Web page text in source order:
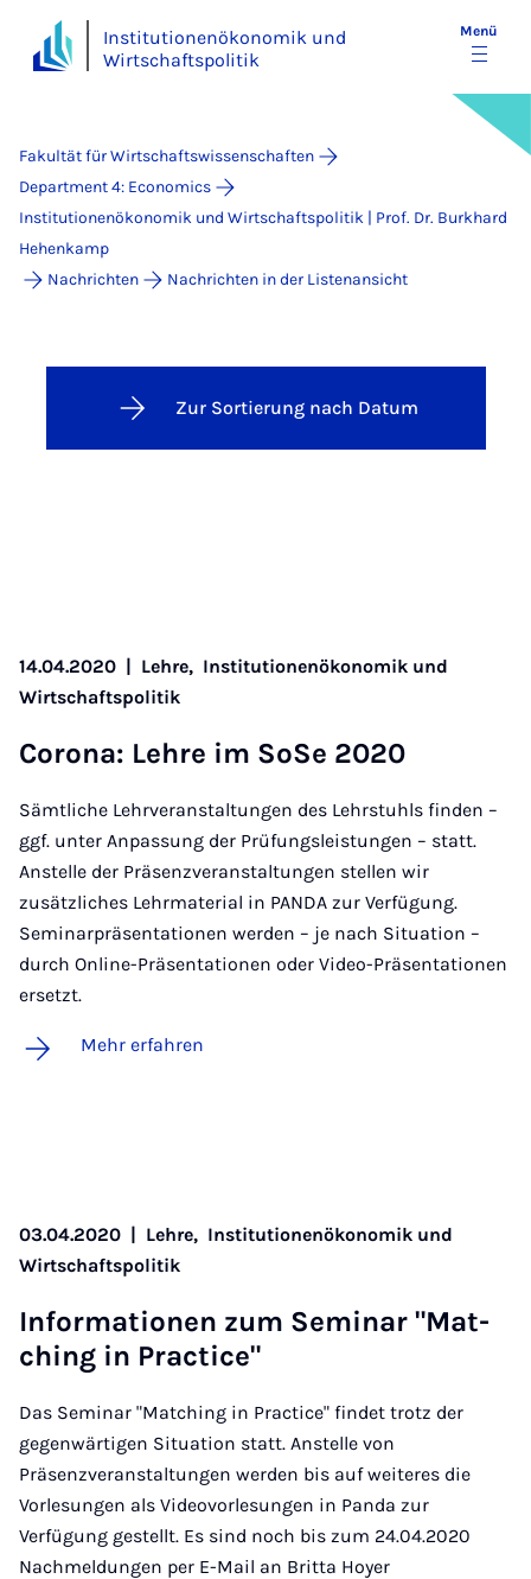
Institutionenökonomik und
Wirtschaftspolitik
Menü
Fakultät für Wirtschaftswissenschaften
Department 4: Economics
Institutionenökonomik und Wirtschaftspolitik | Prof. Dr. Burkhard
Hehenkamp
Nachrichten
Nachrichten in der Listenansicht
Zur Sortierung nach Datum
14.04.2020 | Lehre, Institutionenökonomik und
Wirtschaftspolitik
Co­ro­na: Leh­re im So­Se 2020
Sämtliche Lehrveranstaltungen des Lehrstuhls finden –
ggf. unter Anpassung der Prüfungsleistungen – statt.
Anstelle der Präsenzveranstaltungen stellen wir
zusätzliches Lehrmaterial in PANDA zur Verfügung.
Seminarpräsentationen werden – je nach Situation –
durch Online-Präsentationen oder Video-Präsentationen
ersetzt.
Mehr erfahren
03.04.2020 | Lehre, Institutionenökonomik und
Wirtschaftspolitik
In­for­ma­ti­o­nen zum Se­mi­nar "Mat­
ching in Prac­ti­ce"
Das Seminar "Matching in Practice" findet trotz der
gegenwärtigen Situation statt. Anstelle von
Präsenzveranstaltungen werden bis auf weiteres die
Vorlesungen als Videovorlesungen in Panda zur
Verfügung gestellt. Es sind noch bis zum 24.04.2020
Nachmeldungen per E-Mail an Britta Hoyer